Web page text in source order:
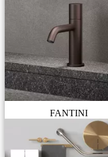
FANTINI